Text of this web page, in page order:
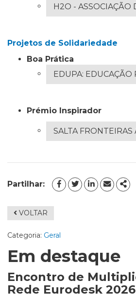
H2O - ASSOCIAÇÃO
Projetos de Solidariedade
Boa Prática
EDUPA: EDUCAÇÃO
Prémio Inspirador
SALTA FRONTEIRAS
Partilhar:
FACEBOOK
TWITTERLINKEDIN
EMAIL
VOLTAR
Categoria: Geral
Em destaque
Encontro de
Rede Eurodesk 2026